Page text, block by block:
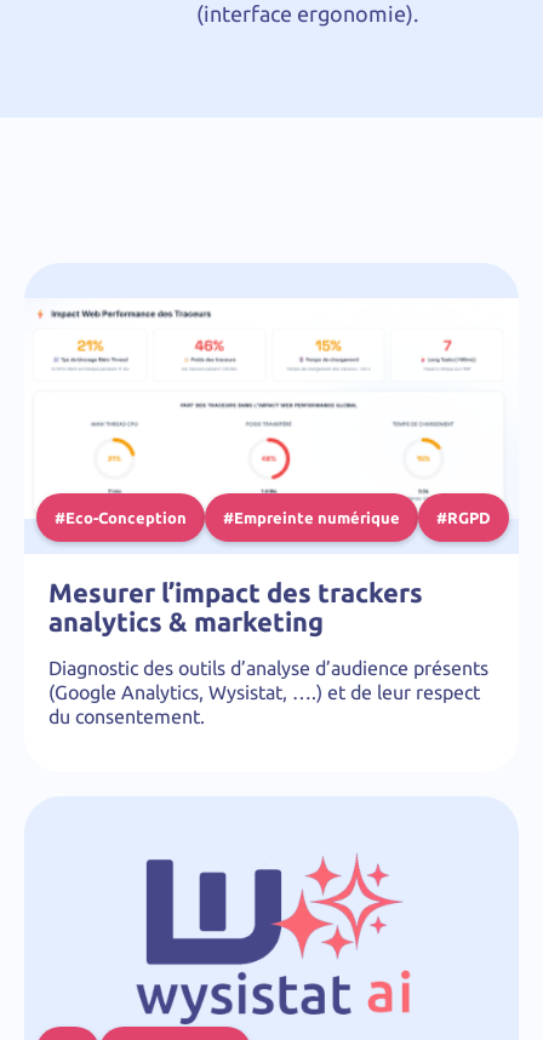
(interface ergonomie).
#Eco-Conception #Empreinte numérique #RGPD
Mesurer l’impact des trackers
analytics & marketing
Diagnostic des outils d’analyse d’audience présents
(Google Analytics, Wysistat, ….) et de leur respect
du consentement.